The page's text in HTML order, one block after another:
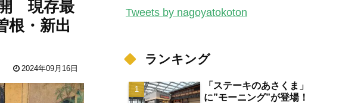
開 現存最
根・新出
2024年09月16日
Tweets by nagoyatokoton
ランキング
「ステーキのあさくま」
に”モーニング”が登場！